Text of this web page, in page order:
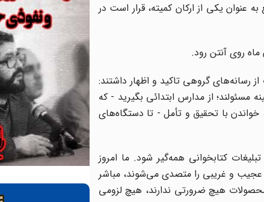
عنوان یکی از ارکان کمیته، قرار است در
ماه روی آنتن رود.
کتاب از رسانه‌های گروهی تاکید و اظهار داشتند:
مسئولند؛ از مدارس ابتدائى بگیرید - که
خواندن با تحقیق و تأمل - تا دستگاه‌هاى
کتابخوانى همه‌گیر شود. ما امروز
عجیب و غریبى را متصدى می‌شوند، مباشر
هیچ ضرورتى ندارند، هیچ لزومى